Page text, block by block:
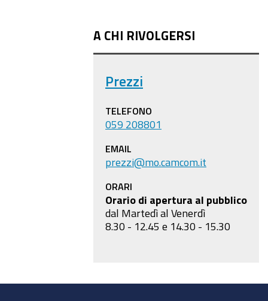
A CHI RIVOLGERSI
Prezzi
TELEFONO
059 208801
EMAIL
prezzi@mo.camcom.it
ORARI
Orario di apertura al pubblico
dal Martedì al Venerdì
8.30 - 12.45 e 14.30 - 15.30